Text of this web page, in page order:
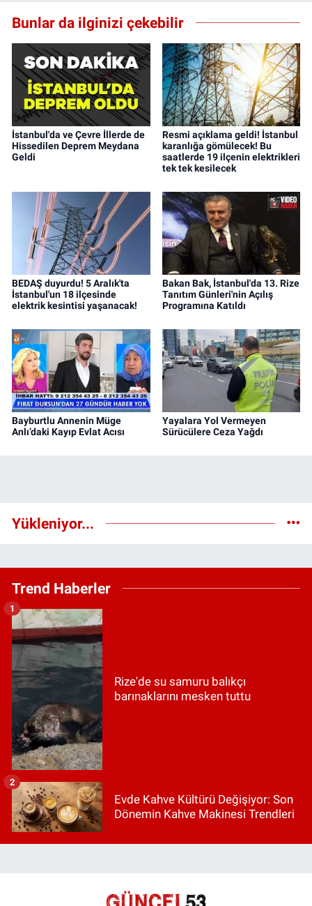
Bunlar da ilginizi çekebilir
İstanbul'da ve Çevre İllerde de
Hissedilen Deprem Meydana
Geldi
Resmi açıklama geldi! İstanbul
karanlığa gömülecek! Bu
saatlerde 19 ilçenin elektrikleri
tek tek kesilecek
BEDAŞ duyurdu! 5 Aralık'ta
İstanbul'un 18 ilçesinde
elektrik kesintisi yaşanacak!
Bakan Bak, İstanbul'da 13. Rize
Tanıtım Günleri'nin Açılış
Programına Katıldı
Bayburtlu Annenin Müge
Anlı’daki Kayıp Evlat Acısı
Yayalara Yol Vermeyen
Sürücülere Ceza Yağdı
Yükleniyor...
Trend Haberler
Rize'de su samuru balıkçı
barınaklarını mesken tuttu
1
Evde Kahve Kültürü Değişiyor: Son
Dönemin Kahve Makinesi Trendleri
2